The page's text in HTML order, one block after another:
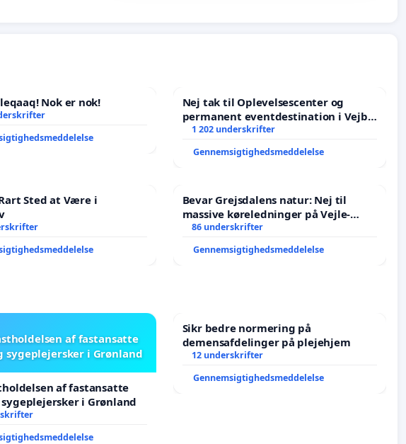
til vores
politikere
til
Nok er nok!
Nej tak til Oplevelsescenter og
permanent eventdestination i Vejby
- Ja tak til et levende lokalområde i
1 202 underskrifter
Gennemsigtighedsmeddelelse
Sted at Være i
Bevar Grejsdalens natur: Nej til
massive køreledninger på Vejle-
Struer-banen
86 underskrifter
Gennemsigtighedsmeddelelse
af fastansatte
sygeplejersker i Grønland
af fastansatte
i Grønland
Sikr bedre normering på
demensafdelinger på plejehjem
12 underskrifter
Gennemsigtighedsmeddelelse